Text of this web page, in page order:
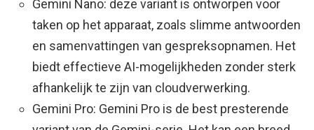
Gemini Nano: deze variant is ontworpen voor
taken op het apparaat, zoals slimme antwoorden
en samenvattingen van gespreksopnamen. Het
biedt effectieve AI-mogelijkheden zonder sterk
afhankelijk te zijn van cloudverwerking.
Gemini Pro: Gemini Pro is de best presterende